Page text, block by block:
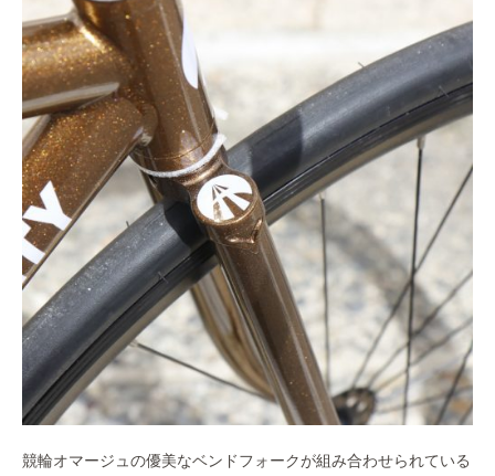
競輪オマージュの優美なベンドフォークが組み合わせられている